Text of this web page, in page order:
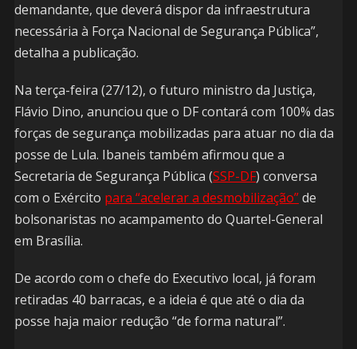
demandante, que deverá dispor da infraestrutura
necessária à Força Nacional de Segurança Pública”,
detalha a publicação.
Na terça-feira (27/12), o futuro ministro da Justiça,
Flávio Dino, anunciou que o DF contará com 100% das
forças de segurança mobilizadas para atuar no dia da
posse de Lula. Ibaneis também afirmou que a
Secretaria de Segurança Pública (SSP-DF) conversa
com o Exército para “acelerar a desmobilização”de
bolsonaristas no acampamento do Quartel-General
em Brasília.
De acordo com o chefe do Executivo local, já foram
retiradas 40 barracas, e a ideia é que até o dia da
posse haja maior redução “de forma natural”.